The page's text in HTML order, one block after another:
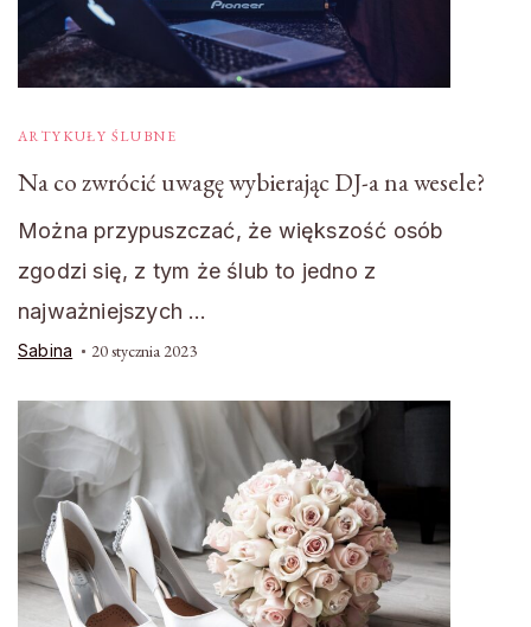
ARTYKUŁY ŚLUBNE
Na co zwrócić uwagę wybierając DJ-a na wesele?
Można przypuszczać, że większość osób
zgodzi się, z tym że ślub to jedno z
najważniejszych …
Sabina 20 stycznia 2023